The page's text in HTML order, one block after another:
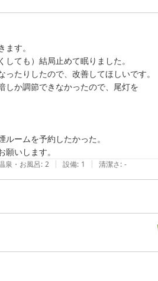
す。
ても）結局止めて眠りました。
たりしたので、改善してほしいです。
しか調節できなかったので、尾灯を
ームを予約したかった。
いします。
泉・お風呂: 2 | 設備: 1 | 清潔さ: -